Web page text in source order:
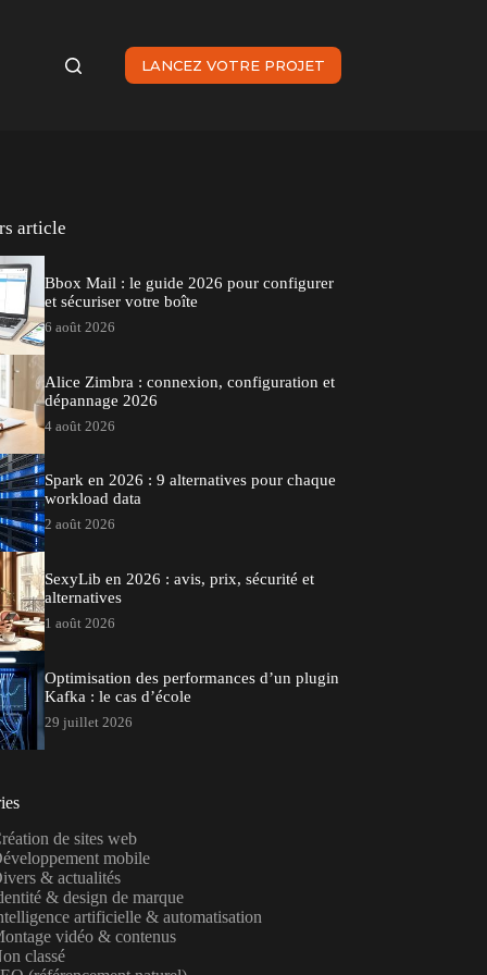
LANCEZ VOTRE PROJET
article
Bbox Mail : le guide 2026 pour configurer
et sécuriser votre boîte
6 août 2026
Alice Zimbra : connexion, configuration et
dépannage 2026
4 août 2026
Spark en 2026 : 9 alternatives pour chaque
workload data
2 août 2026
SexyLib en 2026 : avis, prix, sécurité et
alternatives
1 août 2026
Optimisation des performances d’un plugin
Kafka : le cas d’école
29 juillet 2026
de sites web
mobile
& actualités
& design de marque
artificielle & automatisation
vidéo & contenus
classé